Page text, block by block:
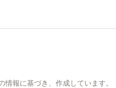
報に基づき、作成しています。